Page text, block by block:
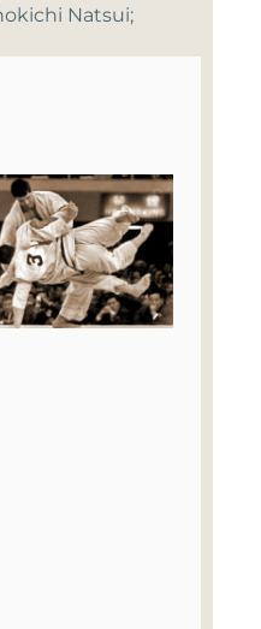
Natsui;